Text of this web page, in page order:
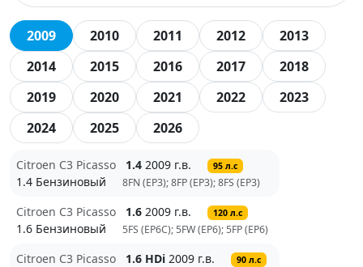
2009 2010 2011 2012
2013
2014
2015 2016 2017
2018
2019
2020 2021 2022
2023
2024
2025 2026
Citroen C3 Picasso 1.4 2009 г.в. 95 л.с
1.4 Бензиновый 8FN (EP3); 8FP (EP3); 8FS (EP3)
Citroen C3 Picasso 1.6 2009 г.в. 120 л.с
1.6 Бензиновый 5FS (EP6C); 5FW (EP6); 5FP (EP6)
Citroen C3 Picasso 1.6 HDi 2009 г.в. 90 л.с